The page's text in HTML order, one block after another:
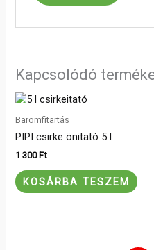
Kapcsolódó
Baromfitartás
PIPI csirke önitató 5 l
1 300Ft
KOSÁRBA TESZEM